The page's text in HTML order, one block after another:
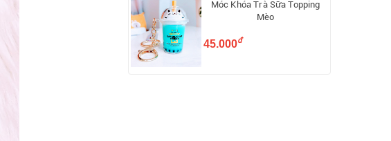
Móc Khóa Trà Sữa Topping
Mèo
45.000đ